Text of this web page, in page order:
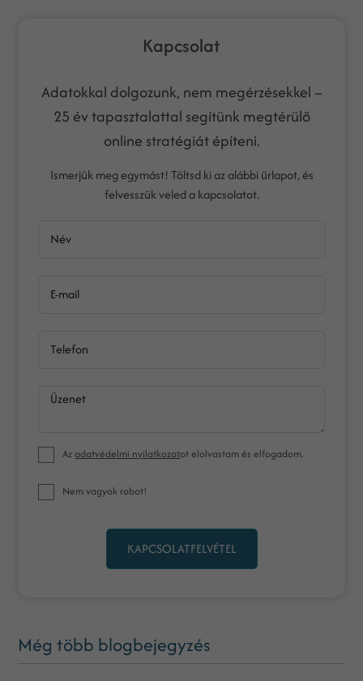
Kapcsolat
Adatokkal dolgozunk, nem megérzésekkel –
25 év tapasztalattal segítünk megtérülő
online stratégiát építeni.
Ismerjük meg egymást! Töltsd ki az alábbi űrlapot, és
felvesszük veled a kapcsolatot.
Név
E-mail
Telefon
Üzenet
Azadatvédelmi nyilatkozatot elolvastam és elfogadom.
Nem vagyok robot!
KAPCSOLATFELVÉTEL
Még több blogbejegyzés